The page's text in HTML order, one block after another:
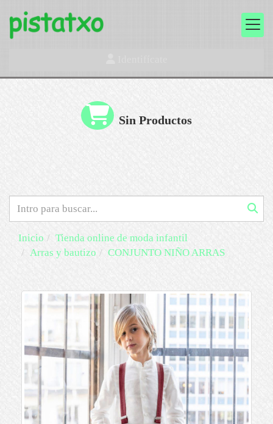
Sin Productos
Inicio
Tienda online de moda infantil
Arras y bautizo
CONJUNTO NIÑO ARRAS